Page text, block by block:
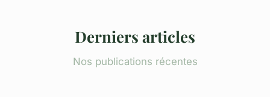
Derniers articles
Nos publications récentes